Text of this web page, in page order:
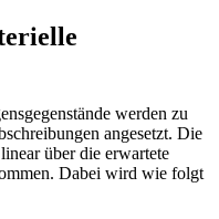
werden zu
angesetzt. Die
über die erwartete
Dabei wird wie folgt